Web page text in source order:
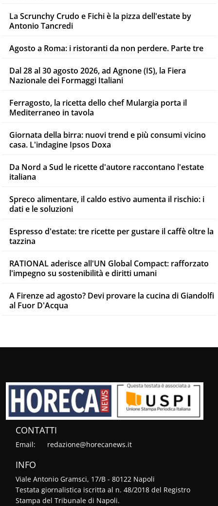
La Scrunchy Crudo e Fichi è la pizza dell'estate by
Antonio Tancredi
Agosto a Roma: i ristoranti da non perdere. Parte tre
Dal 28 al 30 agosto 2026, ad Agnone (IS), la Fiera
Nazionale dei Formaggi Italiani
Ferragosto, la ricetta dello chef Mulargia porta il
Mediterraneo in tavola
Giornata della birra: nuovi trend e più consumi vicino
casa. L'indagine Ipsos Doxa
Da Nord a Sud le ricette d'autore raccontano l'estate
italiana
Spreco alimentare, il caldo estivo aumenta il rischio: i
dati e le soluzioni
Espresso d'estate: tre ricette per gustare il caffè oltre la
tazzina
RATIONAL aderisce all'UN Global Compact: rafforzato
l'impegno su sostenibilità e diritti umani
A Firenze ad agosto? Devi provare la cucina di Giandolfi
al Fuor D'Acqua
CONTATTI
Email: redazione@horecanews.it
INFO
Viale Antonio Gramsci, 17/B - 80122 Napoli
Testata giornalistica iscritta al n. 48/2018 del Registro
Stampa del Tribunale di Napoli.